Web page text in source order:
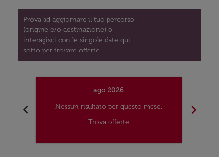
Prova ad aggiornare il tuo percorso
(origine e/o destinazione) o
interagisci con le singole date qui
sotto per trovare offerte.
chevron_left
ago 2026
Nessun risultato per questo mese.
Trova offerte
chevron_right